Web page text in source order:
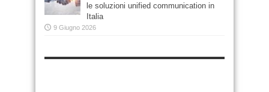
le soluzioni unified communication in
Italia
9 Giugno 2026